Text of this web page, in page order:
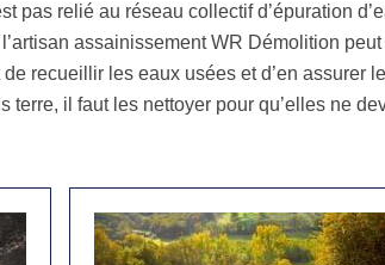
pas relié au réseau collectif d’épuration
assainissement WR Démolition
recueillir les eaux usées et d’en assurer
terre, il faut les nettoyer pour qu’elles ne